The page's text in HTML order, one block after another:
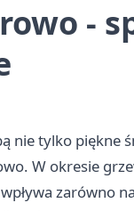
-
nie tylko piękne
W okresie
zarówno